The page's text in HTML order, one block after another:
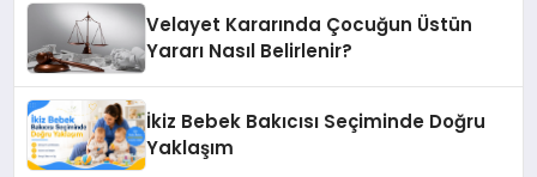
Velayet Kararında Çocuğun Üstün
Yararı Nasıl Belirlenir?
İkiz Bebek Bakıcısı Seçiminde Doğru
Yaklaşım